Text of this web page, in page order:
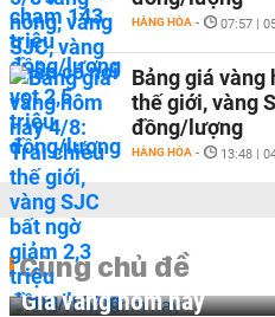
HÀNG HÓA - 07:57 |
Bảng giá vàng
thế giới, vàng
đồng/lượng
HÀNG HÓA - 13:48 |
Cùng chủ đề
Giá vàng hôm nay